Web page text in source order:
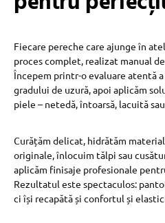
Fiecare pereche care ajunge în
proces complet, realizat manual
Începem printr-o evaluare atentă
gradului de uzură, apoi aplicăm
piele – netedă, întoarsă, lacuită
Curățăm delicat, hidrătăm
originale, înlocuim tălpi sau
aplicăm finisaje profesionale
Rezultatul este spectaculos:
ci își recapătă și confortul și